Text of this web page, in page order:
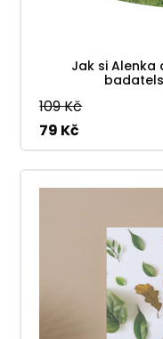
Jak si Alenka
109 Kč
79 Kč